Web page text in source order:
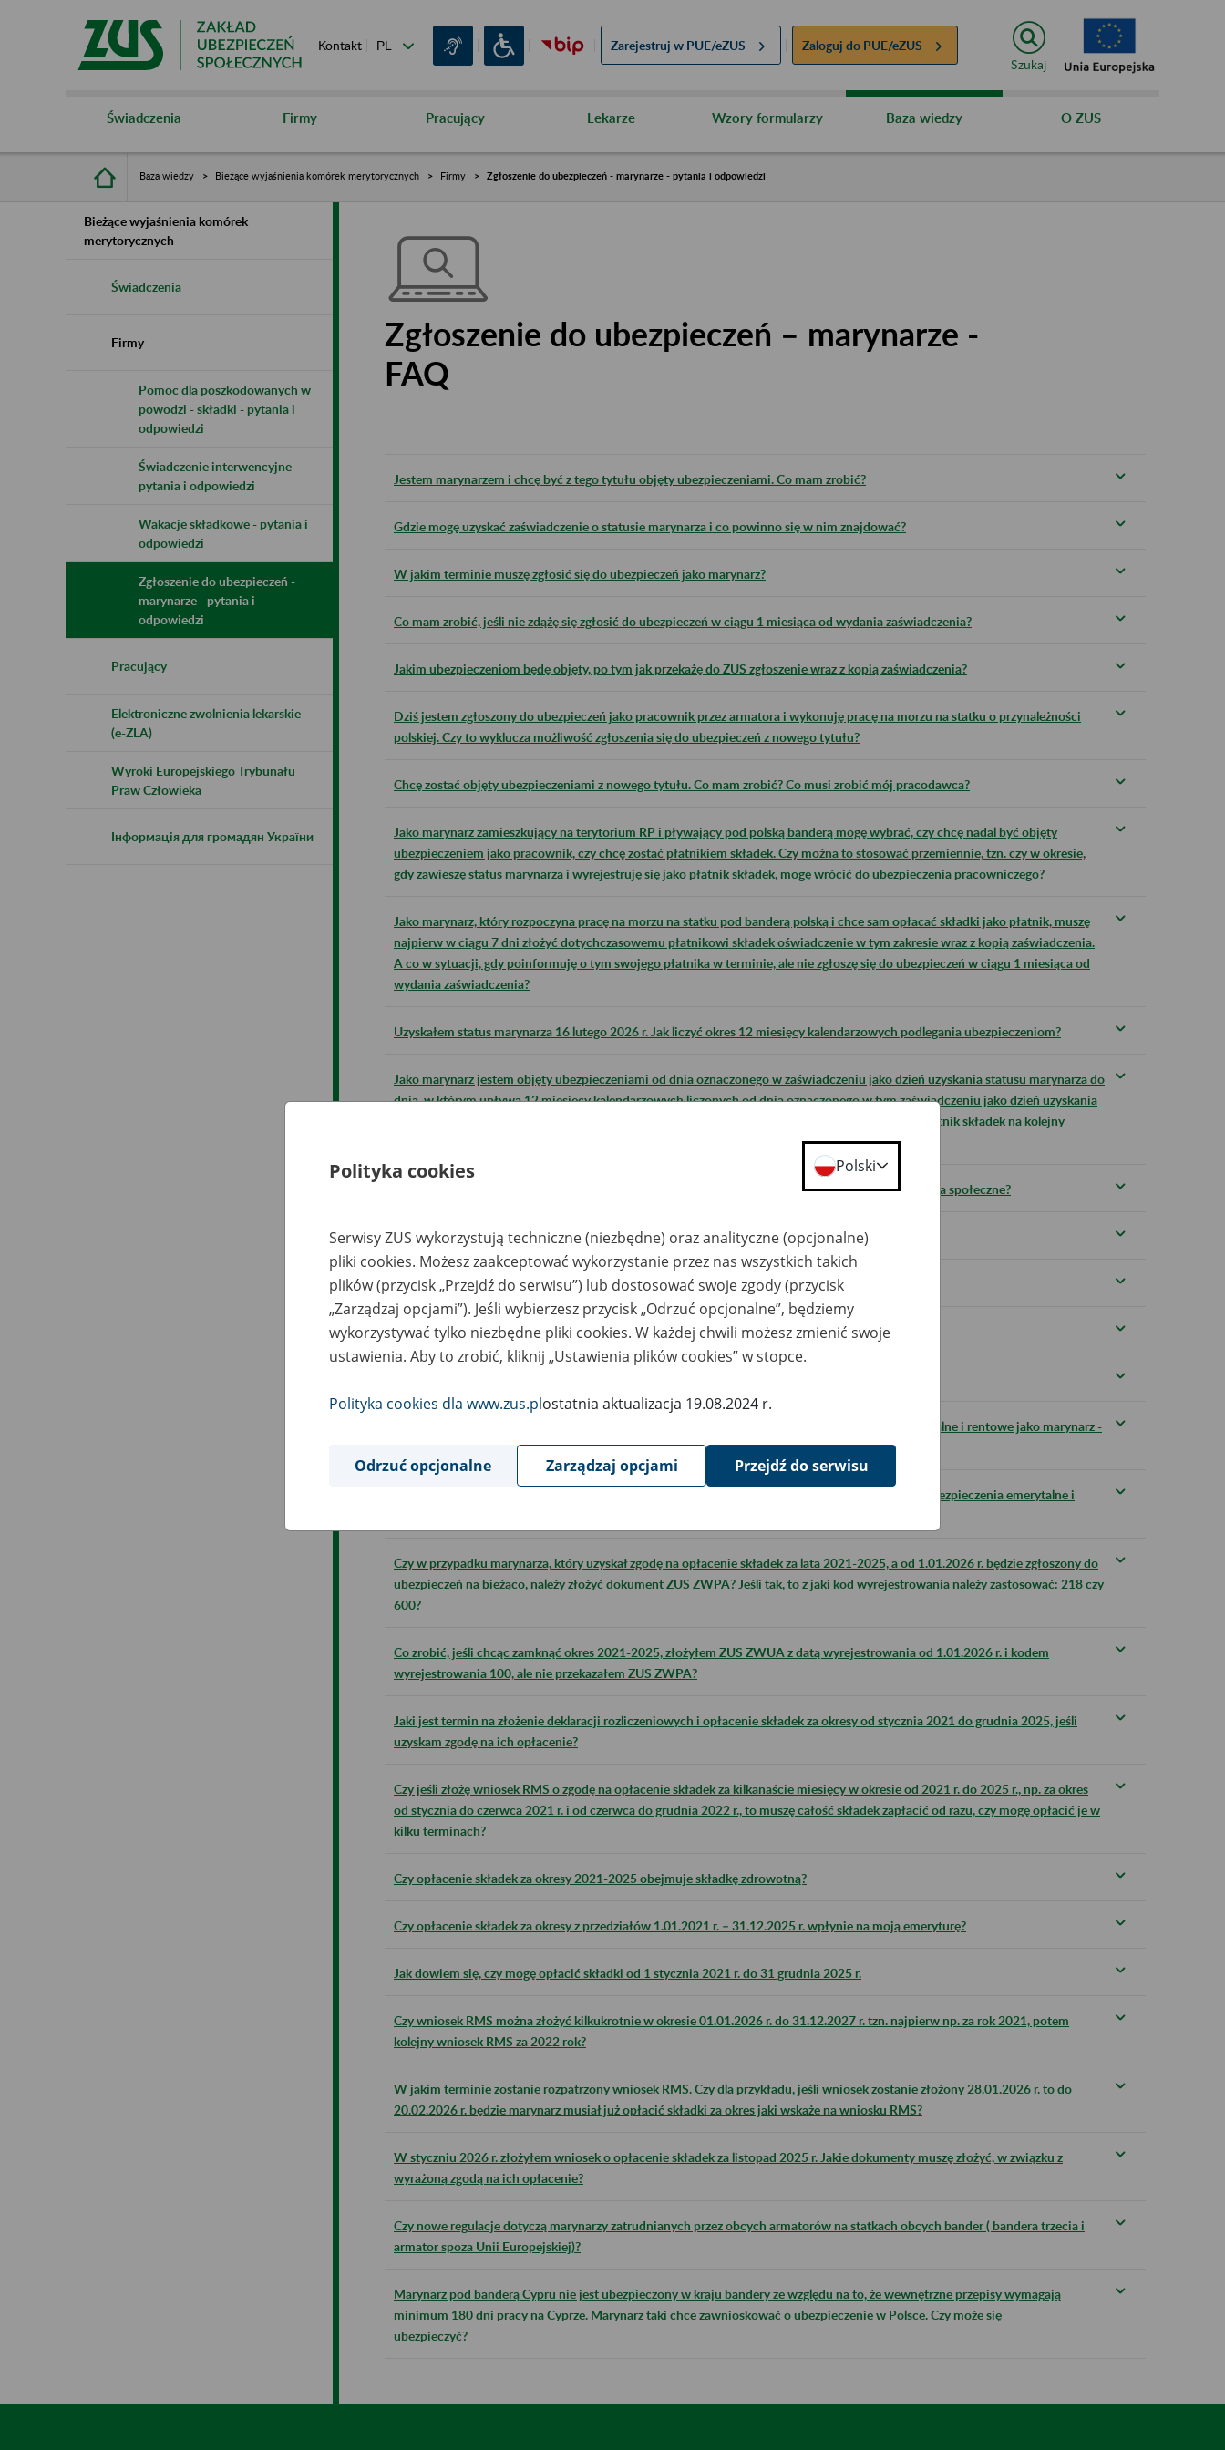
Kontakt Zarejestruj w PUE/eZUS Zaloguj do PUE/eZUS
Szukaj
Świadczenia Firmy Pracujący Lekarze Wzory formularzy Baza wiedzy O ZUS
Baza wiedzy Bieżące wyjaśnienia komórek merytorycznych Firmy Zgłoszenie do ubezpieczeń - marynarze - pytania i odpowiedzi
Bieżące wyjaśnienia komórek
merytorycznych
Świadczenia
Firmy
Pomoc dla poszkodowanych w
powodzi - składki - pytania i
odpowiedzi
Świadczenie interwencyjne -
pytania i odpowiedzi
Wakacje składkowe - pytania i
odpowiedzi
Zgłoszenie do ubezpieczeń -
marynarze - pytania i
odpowiedzi
Pracujący
Elektroniczne zwolnienia lekarskie
(e-ZLA)
Wyroki Europejskiego Trybunału
Praw Człowieka
Інформація для громадян України
Zgłoszenie do ubezpieczeń – marynarze -
FAQ
Jestem marynarzem i chcę być z tego tytułu objęty ubezpieczeniami. Co mam zrobić?
Gdzie mogę uzyskać zaświadczenie o statusie marynarza i co powinno się w nim znajdować?
W jakim terminie muszę zgłosić się do ubezpieczeń jako marynarz?
Co mam zrobić, jeśli nie zdążę się zgłosić do ubezpieczeń w ciągu 1 miesiąca od wydania zaświadczenia?
Jakim ubezpieczeniom będę objęty, po tym jak przekażę do ZUS zgłoszenie wraz z kopią zaświadczenia?
Dziś jestem zgłoszony do ubezpieczeń jako pracownik przez armatora i wykonuję pracę na morzu na statku o przynależności
polskiej. Czy to wyklucza możliwość zgłoszenia się do ubezpieczeń z nowego tytułu?
Chcę zostać objęty ubezpieczeniami z nowego tytułu. Co mam zrobić? Co musi zrobić mój pracodawca?
Jako marynarz zamieszkujący na terytorium RP i pływający pod polską banderą mogę wybrać, czy chcę nadal być objęty
ubezpieczeniem jako pracownik, czy chcę zostać płatnikiem składek. Czy można to stosować przemiennie, tzn. czy w okresie,
gdy zawieszę status marynarza i wyrejestruję się jako płatnik składek, mogę wrócić do ubezpieczenia pracowniczego?
Jako marynarz, który rozpoczyna pracę na morzu na statku pod banderą polską i chce sam opłacać składki jako płatnik, muszę
najpierw w ciągu 7 dni złożyć dotychczasowemu płatnikowi składek oświadczenie w tym zakresie wraz z kopią zaświadczenia.
A co w sytuacji, gdy poinformuję o tym swojego płatnika w terminie, ale nie zgłoszę się do ubezpieczeń w ciągu 1 miesiąca od
wydania zaświadczenia?
Uzyskałem status marynarza 16 lutego 2026 r. Jak liczyć okres 12 miesięcy kalendarzowych podlegania ubezpieczeniom?
Jako marynarz jestem objęty ubezpieczeniami od dnia oznaczonego w zaświadczeniu jako dzień uzyskania statusu marynarza do
dnia, w którym upływa 12 miesięcy kalendarzowych liczonych od dnia oznaczonego w tym zaświadczeniu jako dzień uzyskania
statusu marynarza. Czy po tym terminie muszę uzyskać kolejne zaświadczenie i zgłosić się jako płatnik składek na kolejny
Jeśli zgłoszę się do ubezpieczeń jako marynarz, od jakiej kwoty będą płacił składki na ubezpieczenia społeczne?
Kto opłaca składki?
Jak poinformować ZUS o zawieszeniu statusu marynarza?
Jeśli chcę opłacić składki od 1 stycznia 2021 r. do 31 grudnia 2025 r., to co muszę zrobić?
Chcę opłacić składki za okres od 1 stycznia 2021 r. do 31 grudnia 2025 r. na ubezpieczenia emerytalne i rentowe jako marynarz -
co mam zrobić, jak nie mam numeru NIP?
Otrzymałem zgodę na opłacenie składek za okres od 1 stycznia 2021 r. do 31 grudnia 2025 r. na ubezpieczenia emerytalne i
Czy w przypadku marynarza, który uzyskał zgodę na opłacenie składek za lata 2021-2025, a od 1.01.2026 r. będzie zgłoszony do
ubezpieczeń na bieżąco, należy złożyć dokument ZUS ZWPA? Jeśli tak, to z jaki kod wyrejestrowania należy zastosować: 218 czy
600?
Co zrobić, jeśli chcąc zamknąć okres 2021-2025, złożyłem ZUS ZWUA z datą wyrejestrowania od 1.01.2026 r. i kodem
wyrejestrowania 100, ale nie przekazałem ZUS ZWPA?
Jaki jest termin na złożenie deklaracji rozliczeniowych i opłacenie składek za okresy od stycznia 2021 do grudnia 2025, jeśli
uzyskam zgodę na ich opłacenie?
Czy jeśli złożę wniosek RMS o zgodę na opłacenie składek za kilkanaście miesięcy w okresie od 2021 r. do 2025 r., np. za okres
od stycznia do czerwca 2021 r. i od czerwca do grudnia 2022 r., to muszę całość składek zapłacić od razu, czy mogę opłacić je w
kilku terminach?
Czy opłacenie składek za okresy 2021-2025 obejmuje składkę zdrowotną?
Czy opłacenie składek za okresy z przedziałów 1.01.2021 r. – 31.12.2025 r. wpłynie na moją emeryturę?
Jak dowiem się, czy mogę opłacić składki od 1 stycznia 2021 r. do 31 grudnia 2025 r.
Czy wniosek RMS można złożyć kilkukrotnie w okresie 01.01.2026 r. do 31.12.2027 r. tzn. najpierw np. za rok 2021, potem
kolejny wniosek RMS za 2022 rok?
W jakim terminie zostanie rozpatrzony wniosek RMS. Czy dla przykładu, jeśli wniosek zostanie złożony 28.01.2026 r. to do
20.02.2026 r. będzie marynarz musiał już opłacić składki za okres jaki wskaże na wniosku RMS?
W styczniu 2026 r. złożyłem wniosek o opłacenie składek za listopad 2025 r. Jakie dokumenty muszę złożyć, w związku z
wyrażoną zgodą na ich opłacenie?
Czy nowe regulacje dotyczą marynarzy zatrudnianych przez obcych armatorów na statkach obcych bander ( bandera trzecia i
armator spoza Unii Europejskiej)?
Marynarz pod banderą Cypru nie jest ubezpieczony w kraju bandery ze względu na to, że wewnętrzne przepisy wymagają
minimum 180 dni pracy na Cyprze. Marynarz taki chce zawnioskować o ubezpieczenie w Polsce. Czy może się
ubezpieczyć?
Polityka cookies Polski
Serwisy ZUS wykorzystują techniczne (niezbędne) oraz analityczne (opcjonalne)
pliki cookies. Możesz zaakceptować wykorzystanie przez nas wszystkich takich
plików (przycisk „Przejdź do serwisu”) lub dostosować swoje zgody (przycisk
„Zarządzaj opcjami”). Jeśli wybierzesz przycisk „Odrzuć opcjonalne”, będziemy
wykorzystywać tylko niezbędne pliki cookies. W każdej chwili możesz zmienić swoje
ustawienia. Aby to zrobić, kliknij „Ustawienia plików cookies” w stopce.
Polityka cookies dla www.zus.plostatnia aktualizacja 19.08.2024 r.
Odrzuć opcjonalne Zarządzaj opcjami Przejdź do serwisu